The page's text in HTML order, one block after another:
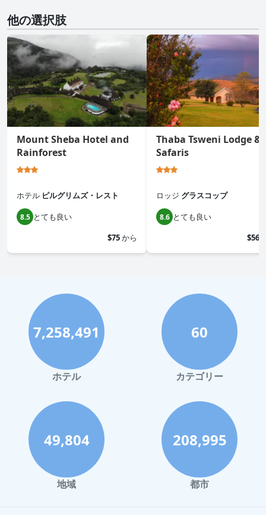
他の選択肢
Mount Sheba Hotel and
Rainforest
ホテル ピルグリムズ・レスト
8.5 とても良い
$75から
Thaba Tsweni Lodge &
Safaris
ロッジ グラスコップ
8.6 とても良い
$56
7,258,491
ホテル
60
カテゴリー
49,804
地域
208,995
都市